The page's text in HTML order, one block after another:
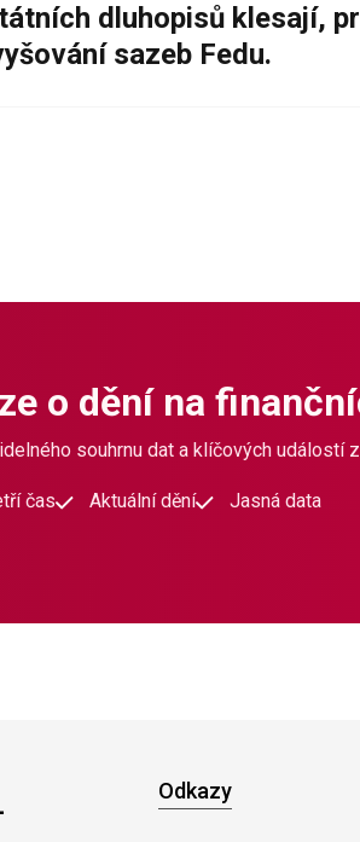
dluhopisů klesají,
sazeb Fedu.
o dění na
souhrnu dat a klíčových událostí
čas Aktuální dění Jasná data
Odkazy